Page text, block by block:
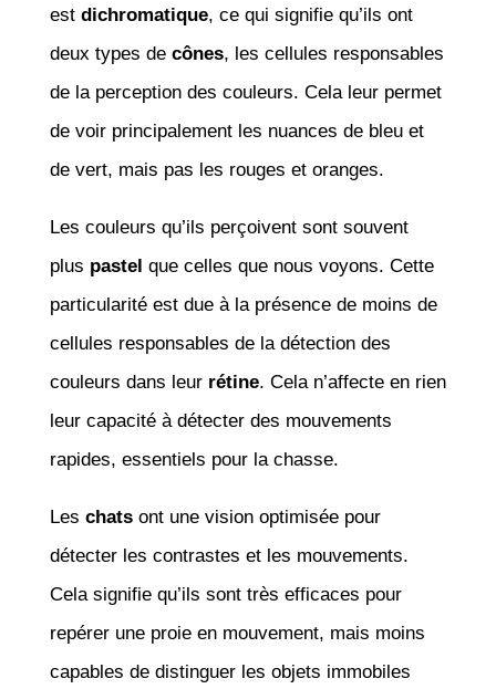
est dichromatique, ce qui signifie qu’ils ont
deux types de cônes, les cellules responsables
de la perception des couleurs. Cela leur permet
de voir principalement les nuances de bleu et
de vert, mais pas les rouges et oranges.
Les couleurs qu’ils perçoivent sont souvent
plus pastel que celles que nous voyons. Cette
particularité est due à la présence de moins de
cellules responsables de la détection des
couleurs dans leur rétine. Cela n’affecte en rien
leur capacité à détecter des mouvements
rapides, essentiels pour la chasse.
Les chatsont une vision optimisée pour
détecter les contrastes et les mouvements.
Cela signifie qu’ils sont très efficaces pour
repérer une proie en mouvement, mais moins
capables de distinguer les objets immobiles